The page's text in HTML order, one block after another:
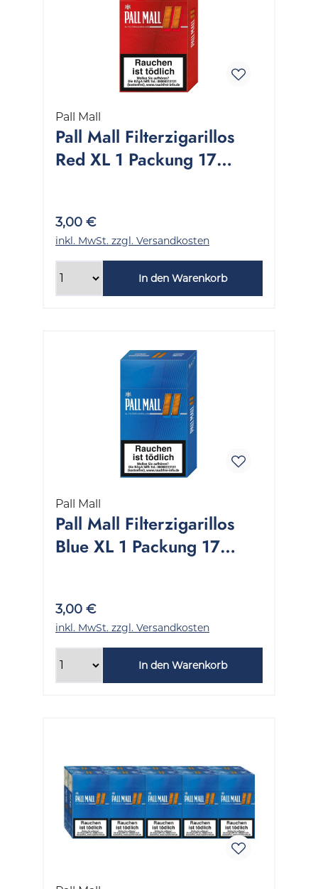
Pall Mall
Pall Mall Filterzigarillos
Red XL 1 Packung 17
3,00 €
inkl. MwSt. zzgl. Versandkosten
In den Warenkorb
Pall Mall
Pall Mall Filterzigarillos
Blue XL 1 Packung 17
3,00 €
inkl. MwSt. zzgl. Versandkosten
In den Warenkorb